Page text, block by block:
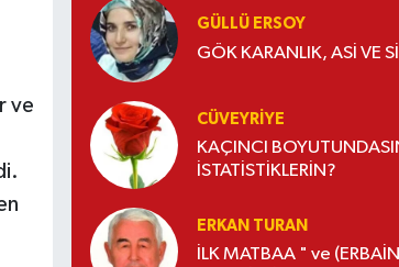
ve
GÜLLÜ ERSOY
GÖK KARANLIK, ASİ VE
CÜVEYRIYE
KAÇINCI BOYUTUNDASIN
İSTATİSTİKLERİN?
ERKAN TURAN
İLK MATBAA " ve